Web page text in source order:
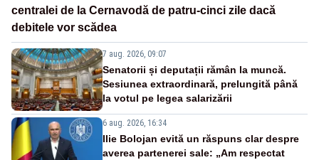
centralei de la Cernavodă de patru-cinci zile dacă
debitele vor scădea
7 aug. 2026, 09:07
Senatorii și deputații rămân la muncă.
Sesiunea extraordinară, prelungită până
la votul pe legea salarizării
6 aug. 2026, 16:34
Ilie Bolojan evită un răspuns clar despre
averea partenerei sale: „Am respectat